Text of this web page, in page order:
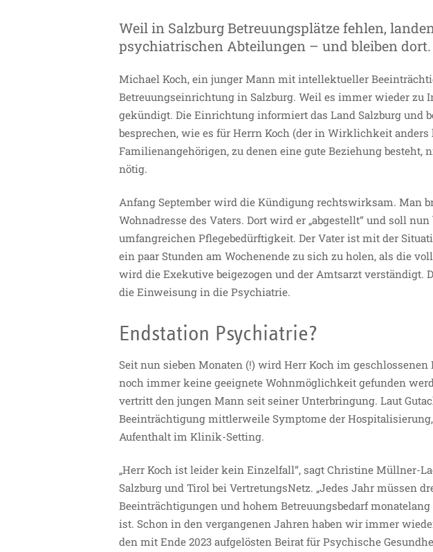
Weil in Salzburg Betreuungsplätze fehlen,
psychiatrischen Abteilungen – und bleiben dort.
Michael Koch, ein junger Mann mit intellektueller
Betreuungseinrichtung in Salzburg. Weil es immer wieder
gekündigt. Die Einrichtung informiert das Land Salzburg und
besprechen, wie es für Herrn Koch (der in Wirklichkeit
Familienangehörigen, zu denen eine gute Beziehung
nötig.
Anfang September wird die Kündigung rechtswirksam. Man
Wohnadresse des Vaters. Dort wird er „abgestellt“ und soll
umfangreichen Pflegebedürftigkeit. Der Vater ist mit der
ein paar Stunden am Wochenende zu sich zu holen, als die
wird die Exekutive beigezogen und der Amtsarzt
die Einweisung in die Psychiatrie.
Endstation Psychiatrie?
Seit nun sieben Monaten (!) wird Herr Koch im
noch immer keine geeignete Wohnmöglichkeit gefunden
vertritt den jungen Mann seit seiner Unterbringung. Laut
Beeinträchtigung mittlerweile Symptome der
Aufenthalt im Klinik-Setting.
„Herr Koch ist leider kein Einzelfall“, sagt Christine Müllner-
Salzburg und Tirol bei VertretungsNetz. „Jedes Jahr müssen
Beeinträchtigungen und hohem Betreuungsbedarf
ist. Schon in den vergangenen Jahren haben wir immer
den mit Ende 2023 aufgelösten Beirat für Psychische